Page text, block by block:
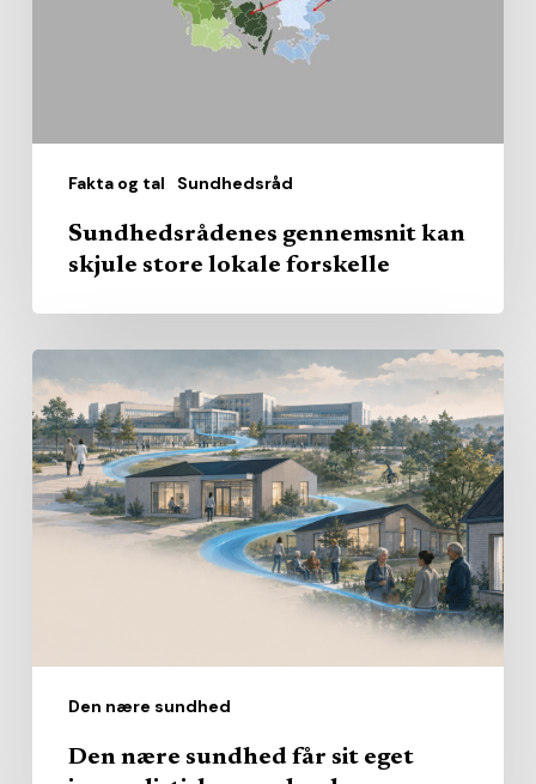
Fakta og tal Sundhedsråd
Sundhedsrådenes gennemsnit kan
skjule store lokale forskelle
Den nære sundhed
nære
sundhed
får
sit
Den nære sundhed får sit eget